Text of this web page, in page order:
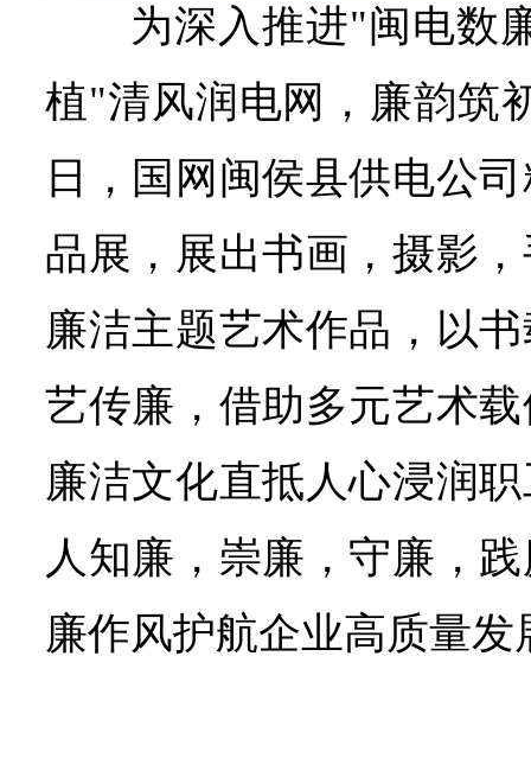
为深入推进"闽电数
植"清风润电网，廉韵筑
日，国网闽侯县供电公
品展，展出书画，摄影
廉洁主题艺术作品，以
艺传廉，借助多元艺术
廉洁文化直抵人心浸润
人知廉，崇廉，守廉，
廉作风护航企业高质量发